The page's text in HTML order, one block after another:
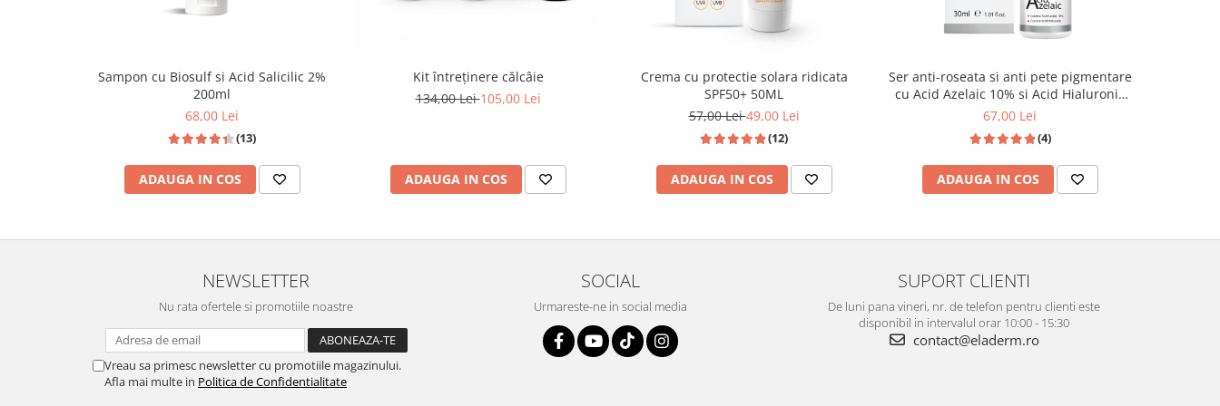
Sampon cu Biosulf si Acid Salicilic 2%
200ml
68,00 Lei
(13)
ADAUGA IN COS
Kit întreținere călcâie
134,00 Lei105,00 Lei
ADAUGA IN COS
Crema cu protectie solara ridicata
SPF50+ 50ML
57,00 Lei49,00 Lei
(12)
ADAUGA IN COS
Ser anti-roseata si anti pete pigmentare
cu Acid Azelaic 10% si Acid Hialuronic
30ml
67,00 Lei
(4)
ADAUGA IN COS
NEWSLETTER
Nu rata ofertele si promotiile noastre
Vreau sa primesc newsletter cu promotiile magazinului.
Afla mai multe in Politica de Confidentialitate
SOCIAL
Urmareste-ne in social media
SUPORT CLIENTI
De luni pana vineri, nr. de telefon pentru clienti este
disponibil in intervalul orar 10:00 - 15:30
contact@eladerm.ro